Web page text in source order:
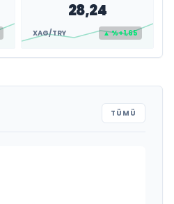
28,24
XAG/TRY ▲ %+1,65
TÜMÜ